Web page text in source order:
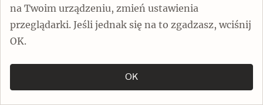
na Twoim urządzeniu, zmień ustawienia
przeglądarki. Jeśli jednak się na to zgadzasz, wciśnij
OK.
OK
systemem wartości daje ogromną satysfakcję –
stwierdza właściciel. – Do mojego domu
wprowadziłem się w 2000 roku. Dokładnie
ul. Narbutta w Warszawie.